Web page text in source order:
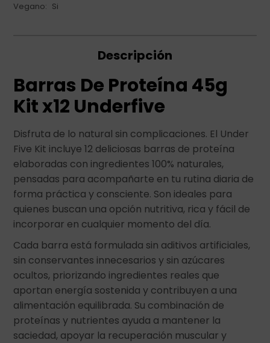
Vegano
Si
Descripción
Barras De Proteína 45g
Kit x12 Underfive
Disfruta de lo natural sin complicaciones. El Under
Five Kit incluye 12 deliciosas barras de proteína
elaboradas con ingredientes 100% naturales,
pensadas para acompañarte en tu rutina diaria de
forma práctica y consciente. Son ideales para
quienes buscan una opción nutritiva, rica y fácil de
incorporar en cualquier momento del día.
Cada barra está formulada sin aditivos artificiales,
sin conservantes innecesarios y sin azúcares
ocultos, priorizando ingredientes reales que
aportan energía sostenida y contribuyen a una
alimentación equilibrada. Su combinación de
proteínas y nutrientes ayuda a mantener la
saciedad, apoyar la recuperación muscular y